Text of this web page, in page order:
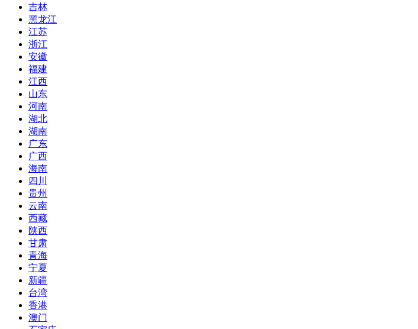
吉林
黑龙江
江苏
浙江
安徽
福建
江西
山东
河南
湖北
湖南
广东
广西
海南
四川
贵州
云南
西藏
陕西
甘肃
青海
宁夏
新疆
台湾
香港
澳门